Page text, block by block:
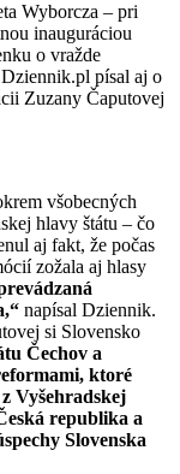
Wyborcza – pri
inauguráciou
o vražde
písal aj o
Zuzany Čaputovej
všobecných
hlavy štátu – čo
aj fakt, že počas
zožala aj hlasy
napísal Dziennik.
si Slovensko
Čechov a
ktoré
Vyšehradskej
republika a
Slovenska